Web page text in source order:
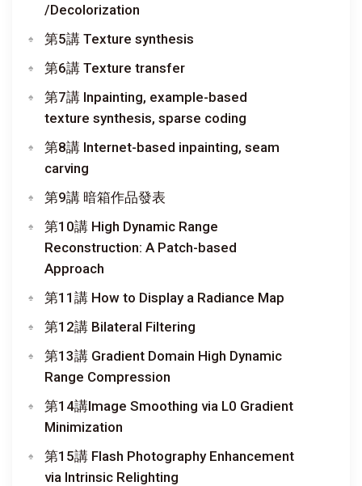
/Decolorization
第5講 Texture synthesis
第6講 Texture transfer
第7講 Inpainting, example-based
texture synthesis, sparse coding
第8講 Internet-based inpainting, seam
carving
第9講 暗箱作品發表
第10講 High Dynamic Range
Reconstruction: A Patch-based
Approach
第11講 How to Display a Radiance Map
第12講 Bilateral Filtering
第13講 Gradient Domain High Dynamic
Range Compression
第14講Image Smoothing via L0 Gradient
Minimization
第15講 Flash Photography Enhancement
via Intrinsic Relighting